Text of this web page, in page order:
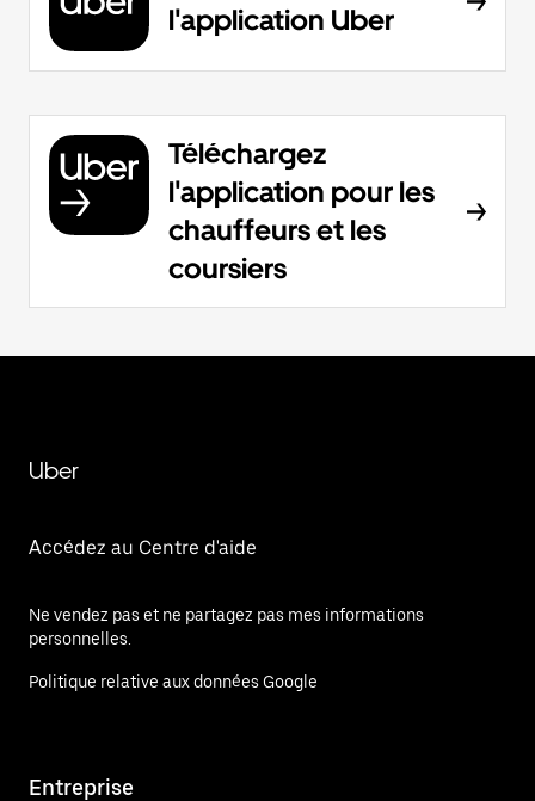
l'application Uber
Téléchargez
l'application pour les
chauffeurs et les
coursiers
Uber
Accédez au Centre d'aide
Ne vendez pas et ne partagez pas mes informations
personnelles.
Politique relative aux données Google
Entreprise